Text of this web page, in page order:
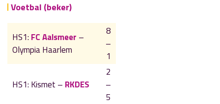
Voetbal (beker)
HS1: FC Aalsmeer –
Olympia Haarlem
8
–
1
HS1: Kismet – RKDES
2
–
5